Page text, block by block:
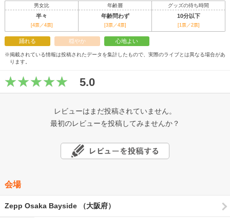
男女比 年齢層 グッズの待ち時間
半々 年齢問わず 10分以下
[4票／4票] [3票／4票] [1票／2票]
踊れる 穏やか 心地よい
※掲載されている情報は投稿されたデータを集計したもので、実際のライブとは異なる場合があ
ります。
5.0
レビューはまだ投稿されていません。
最初のレビューを投稿してみませんか？
会場
Zepp Osaka Bayside （大阪府）